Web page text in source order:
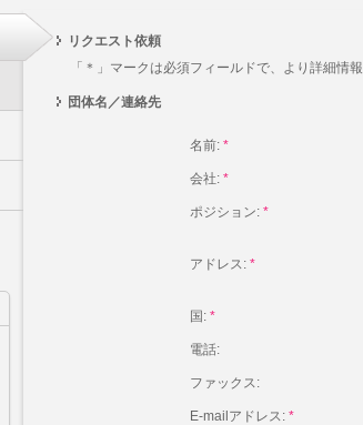
リクエスト依頼
「＊」マークは必須フィールドで、より詳細情
団体名／連絡先
名前: *
会社: *
ポジション: *
アドレス: *
国: *
電話:
ファックス:
E-mailアドレス: *